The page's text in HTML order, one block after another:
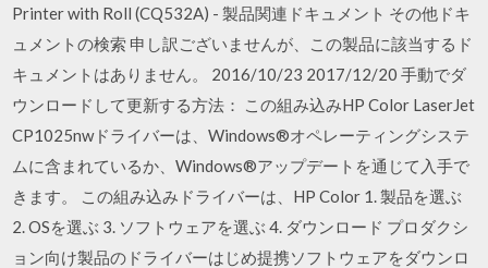
Printer with Roll (CQ532A) - 製品関連ドキュメント その他ドキ
ュメントの検索 申し訳ございませんが、この製品に該当するド
キュメントはありません。 2016/10/23 2017/12/20 手動でダ
ウンロードして更新する方法： この組み込みHP Color LaserJet
CP1025nwドライバーは、Windows®オペレーティングシステ
ムに含まれているか、Windows®アップデートを通じて入手で
きます。 この組み込みドライバーは、HP Color 1. 製品を選ぶ
2. OSを選ぶ 3. ソフトウェアを選ぶ 4. ダウンロード プロダクシ
ョン向け製品のドライバーはじめ提携ソフトウェアをダウンロ